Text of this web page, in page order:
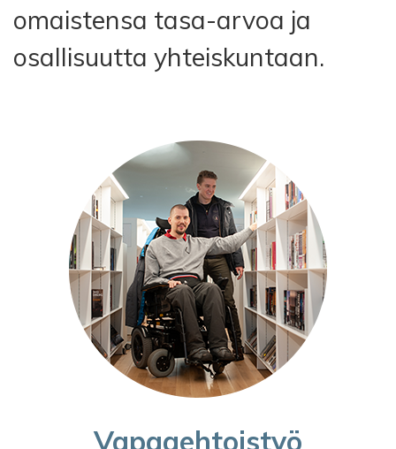
omaistensa tasa-arvoa ja
osallisuutta yhteiskuntaan.
Vapaaehtoistyö